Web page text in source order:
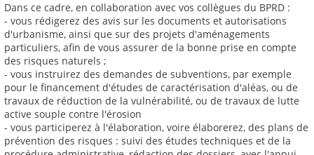
Dans ce cadre, en collaboration avec vos collègues du BPRD :
- vous rédigerez des avis sur les documents et autorisations
d'urbanisme, ainsi que sur des projets d'aménagements
particuliers, afin de vous assurer de la bonne prise en compte
des risques naturels ;
- vous instruirez des demandes de subventions, par exemple
pour le financement d'études de caractérisation d'aléas, ou de
travaux de réduction de la vulnérabilité, ou de travaux de lutte
active souple contre l'érosion
- vous participerez à l'élaboration, voire élaborerez, des plans de
prévention des risques : suivi des études techniques et de la